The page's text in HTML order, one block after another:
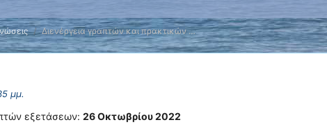
Διενέργεια γραπτών και πρακτικών …
μμ.
εξετάσεων: 26 Οκτωβρίου 2022